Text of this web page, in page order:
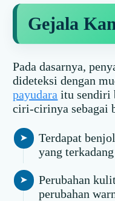
Gejala
Pada dasarnya,
dideteksi dengan
payudara itu sendiri
ciri-cirinya sebagai
Terdapat
yang
Perubahan
perubahan